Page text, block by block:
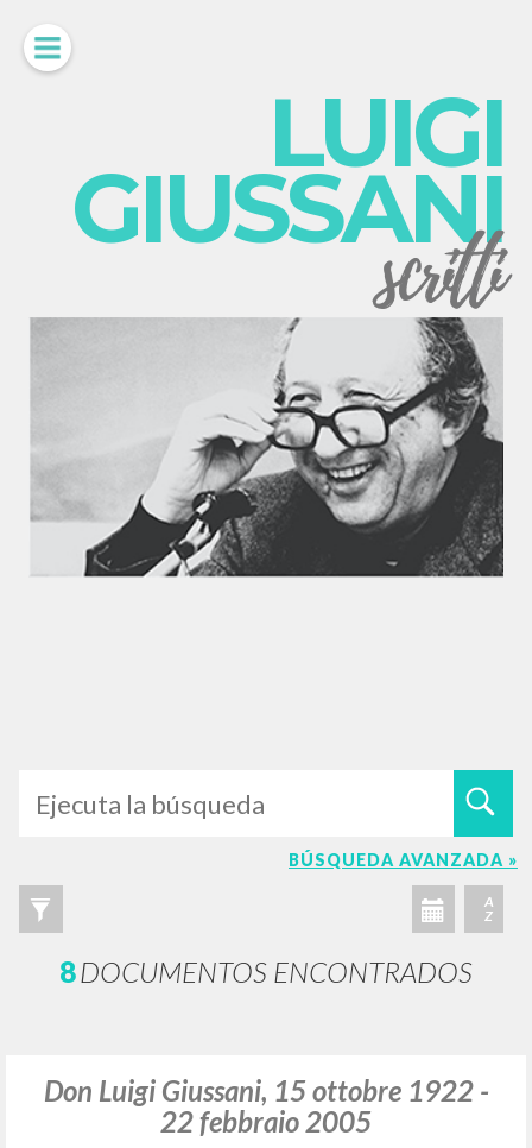
LUIGI
GIUSSANI
scritti
BÚSQUEDA AVANZADA »
A
Z
8DOCUMENTOS ENCONTRADOS
Don Luigi Giussani, 15 ottobre 1922 -
22 febbraio 2005